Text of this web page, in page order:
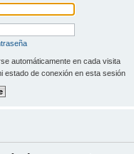
automáticamente en cada visita
estado de conexión en esta sesión